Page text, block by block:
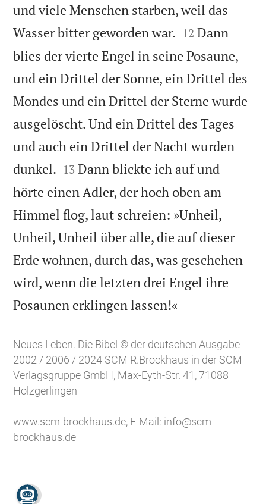
und viele Menschen starben, weil das
Wasser bitter geworden war. 

12 Dann
blies der vierte Engel in seine Posaune,
und ein Drittel der Sonne, ein Drittel des
Mondes und ein Drittel der Sterne wurde
ausgelöscht. Und ein Drittel des Tages
und auch ein Drittel der Nacht wurden
dunkel. 

13 Dann blickte ich auf und
hörte einen Adler, der hoch oben am
Himmel flog, laut schreien: »Unheil,
Unheil, Unheil über alle, die auf dieser
Erde wohnen, durch das, was geschehen
wird, wenn die letzten drei Engel ihre
Posaunen erklingen lassen!«
Neues Leben. Die Bibel © der deutschen Ausgabe
2002 / 2006 / 2024 SCM R.Brockhaus in der SCM
Verlagsgruppe GmbH, Max-Eyth-Str. 41, 71088
Holzgerlingen
www.scm-brockhaus.de, E-Mail: info@scm-
brockhaus.de